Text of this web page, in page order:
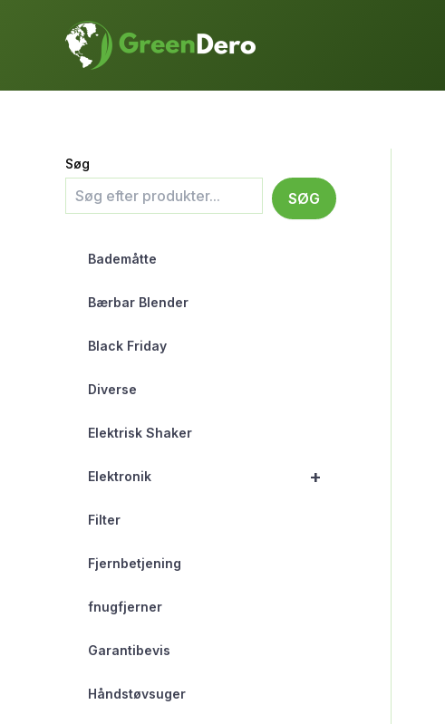
Søg
SØG
Bademåtte
Bærbar Blender
Black Friday
Diverse
Elektrisk Shaker
+
Elektronik
Filter
Fjernbetjening
fnugfjerner
Garantibevis
Håndstøvsuger